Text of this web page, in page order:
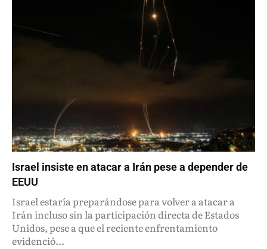
Israel insiste en atacar a Irán pese a depender de
EEUU
Israel estaría preparándose para volver a atacar a
Irán incluso sin la participación directa de Estados
Unidos, pese a que el reciente enfrentamiento
evidenció...